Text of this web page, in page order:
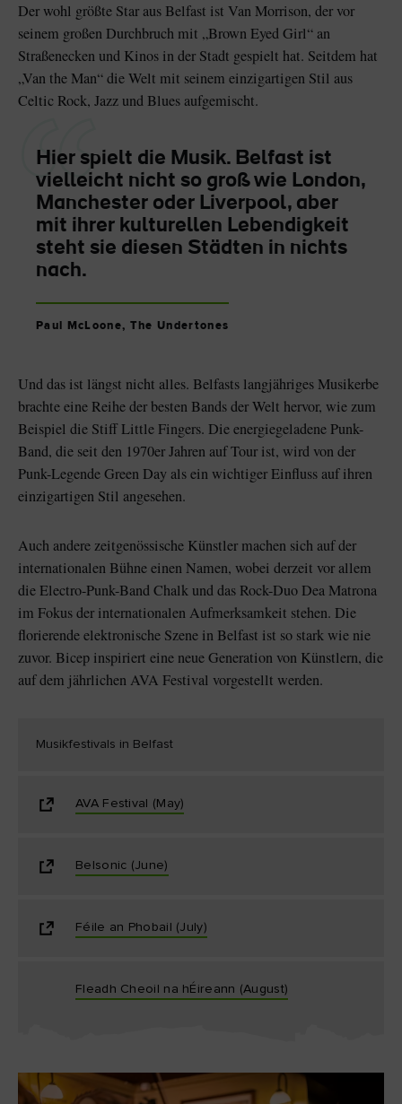
Der wohl größte Star aus Belfast ist Van Morrison, der vor
seinem großen Durchbruch mit „Brown Eyed Girl“ an
Straßenecken und Kinos in der Stadt gespielt hat. Seitdem hat
„Van the Man“ die Welt mit seinem einzigartigen Stil aus
Celtic Rock, Jazz und Blues aufgemischt.
Hier spielt die Musik. Belfast ist
vielleicht nicht so groß wie London,
Manchester oder Liverpool, aber
mit ihrer kulturellen Lebendigkeit
steht sie diesen Städten in nichts
nach.
Paul McLoone, The Undertones
Und das ist längst nicht alles. Belfasts langjähriges Musikerbe
brachte eine Reihe der besten Bands der Welt hervor, wie zum
Beispiel die Stiff Little Fingers. Die energiegeladene Punk-
Band, die seit den 1970er Jahren auf Tour ist, wird von der
Punk-Legende Green Day als ein wichtiger Einfluss auf ihren
einzigartigen Stil angesehen.
Auch andere zeitgenössische Künstler machen sich auf der
internationalen Bühne einen Namen, wobei derzeit vor allem
die Electro-Punk-Band Chalk und das Rock-Duo Dea Matrona
im Fokus der internationalen Aufmerksamkeit stehen. Die
florierende elektronische Szene in Belfast ist so stark wie nie
zuvor. Bicep inspiriert eine neue Generation von Künstlern, die
auf dem jährlichen AVA Festival vorgestellt werden.
Musikfestivals in Belfast
AVA Festival (May)
Belsonic (June)
Féile an Phobail (July)
Fleadh Cheoil na hÉireann (August)